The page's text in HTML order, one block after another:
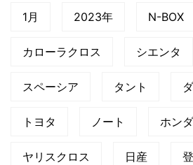
1月 2023年 N-BOX
カローラクロス シエンタ
スペーシア タント
トヨタ ノート ホンダ
ヤリスクロス 日産